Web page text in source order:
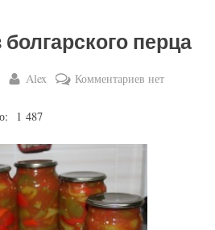
о
в
е
т
с
описанием
и
перца
By
Alex Комментариев кнет
1 487